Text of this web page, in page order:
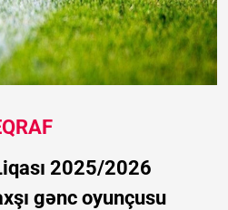
2025/2026
gənc oyunçusu